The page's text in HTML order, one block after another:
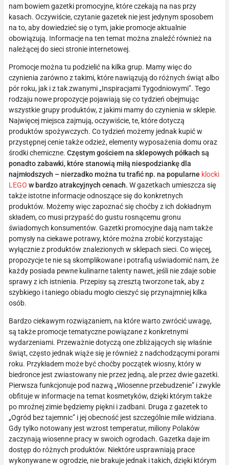
nam bowiem gazetki promocyjne, które czekają na nas przy
kasach. Oczywiście, czytanie gazetek nie jest jedynym sposobem
na to, aby dowiedzieć się o tym, jakie promocje aktualnie
obowiązują. Informacje na ten temat można znaleźć również na
należącej do sieci stronie internetowej.
Promocje można tu podzielić na kilka grup. Mamy więc do
czynienia zarówno z takimi, które nawiązują do różnych świąt albo
pór roku, jak i z tak zwanymi „Inspiracjami Tygodniowymi”. Tego
rodzaju nowe propozycje pojawiają się co tydzień obejmując
wszystkie grupy produktów, z jakimi mamy do czynienia w sklepie.
Najwięcej miejsca zajmują, oczywiście, te, które dotyczą
produktów spożywczych. Co tydzień możemy jednak kupić w
przystępnej cenie także odzież, elementy wyposażenia domu oraz
środki chemiczne. Częstym gościem na sklepowych półkach są
ponadto zabawki, które stanowią miłą niespodziankę dla
najmłodszych – nierzadko można tu trafić np. na popularne klocki
LEGO w bardzo atrakcyjnych cenach. W gazetkach umieszcza się
także istotne informacje odnoszące się do konkretnych
produktów. Możemy więc zapoznać się choćby z ich dokładnym
składem, co musi przypaść do gustu rosnącemu gronu
świadomych konsumentów. Gazetki promocyjne dają nam także
pomysły na ciekawe potrawy, które można zrobić korzystając
wyłącznie z produktów znalezionych w sklepach sieci. Co więcej,
propozycje te nie są skomplikowane i potrafią uświadomić nam, że
każdy posiada pewne kulinarne talenty nawet, jeśli nie zdaje sobie
sprawy z ich istnienia. Przepisy są zresztą tworzone tak, aby z
szybkiego i taniego obiadu mogło cieszyć się przynajmniej kilka
osób.
Bardzo ciekawym rozwiązaniem, na które warto zwrócić uwagę,
są także promocje tematyczne powiązane z konkretnymi
wydarzeniami. Przeważnie dotyczą one zbliżających się właśnie
świąt, często jednak wiąże się je również z nadchodzącymi porami
roku. Przykładem może być choćby początek wiosny, który w
biedronce jest zwiastowany nie przez jedną, ale przez dwie gazetki.
Pierwsza funkcjonuje pod nazwą „Wiosenne przebudzenie” i zwykle
obfituje w informacje na temat kosmetyków, dzięki którym także
po mroźnej zimie będziemy piękni i zadbani. Druga z gazetek to
„Ogród bez tajemnic” i jej obecność jest szczególnie mile widziana.
Gdy tylko notowany jest wzrost temperatur, miliony Polaków
zaczynają wiosenne pracy w swoich ogrodach. Gazetka daje im
dostęp do różnych produktów. Niektóre usprawniają prace
wykonywane w ogrodzie, nie brakuje jednak i takich, dzięki którym